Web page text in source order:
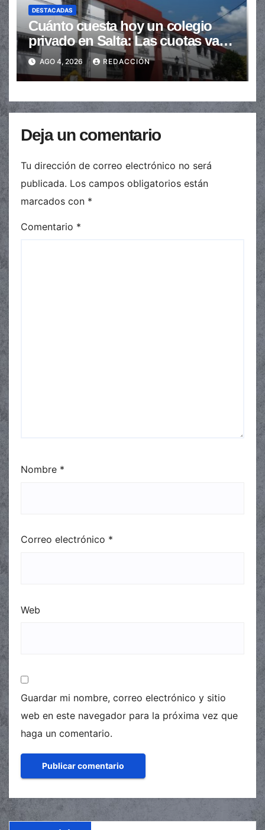
DESTACADAS
Cuánto cuesta hoy un colegio
privado en Salta: Las cuotas van
de $110.000 a más de $600.000
AGO 4, 2026 REDACCIÓN
Deja un comentario
Tu dirección de correo electrónico no será
publicada. Los campos obligatorios están
marcados con *
Comentario *
Nombre *
Correo electrónico *
Web
Guardar mi nombre, correo electrónico y sitio
web en este navegador para la próxima vez que
haga un comentario.